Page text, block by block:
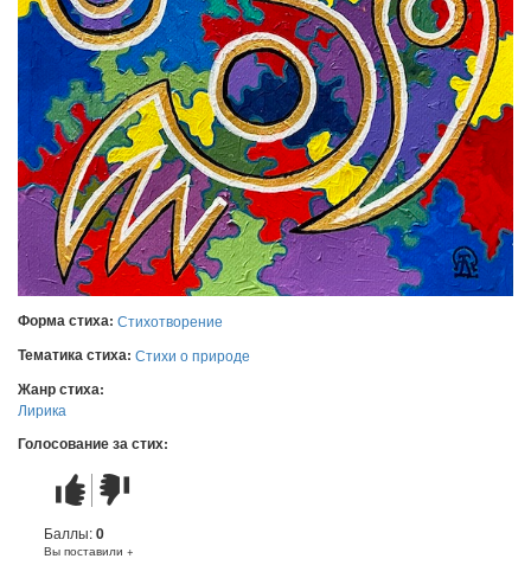
Форма стиха: Стихотворение
Тематика стиха: Стихи о природе
Жанр стиха:
Лирика
Голосование за стих:
Стих
понравился
Стих
не
понравился
Баллы:0
Вы поставили +